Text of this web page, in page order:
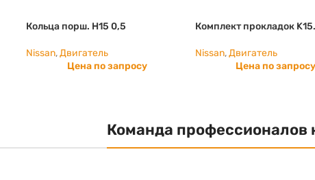
Кольца порш. H15 0,5
Nissan,Двигатель
Цена по запросу
Комплект прокладок
Nissan,Двигатель
Цена по запросу
Команда профессионалов